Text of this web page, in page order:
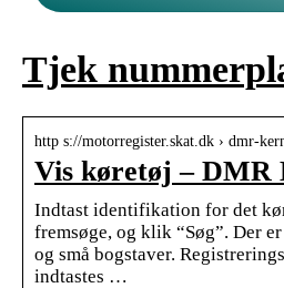
Tjek
http s://motorregister.skat.dk › dmr-
Vis køretøj – DMR
Indtast identifikation for det
fremsøge, og klik “Søg”. Der
og små bogstaver.
indtastes …